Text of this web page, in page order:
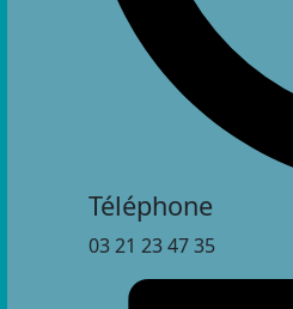
Téléphone
03 21 23 47 35